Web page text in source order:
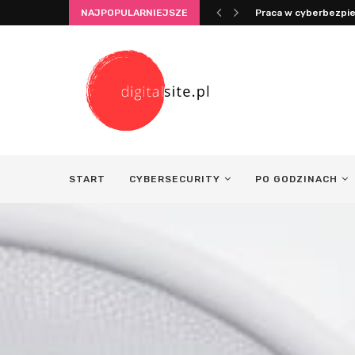
NAJPOPULARNIEJSZE Praca w
START CYBERSECURITY PO GODZINACH